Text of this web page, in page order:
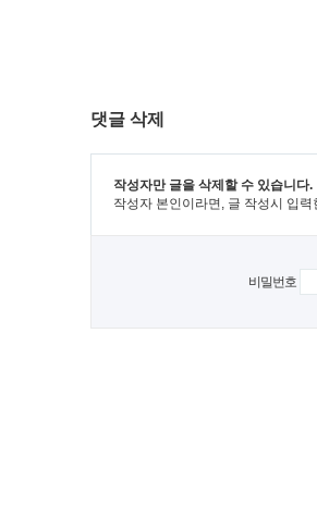
댓글 삭제
작성자만 글을 삭제할 수 있습니다.
작성자 본인이라면, 글 작성시 입
비밀번호